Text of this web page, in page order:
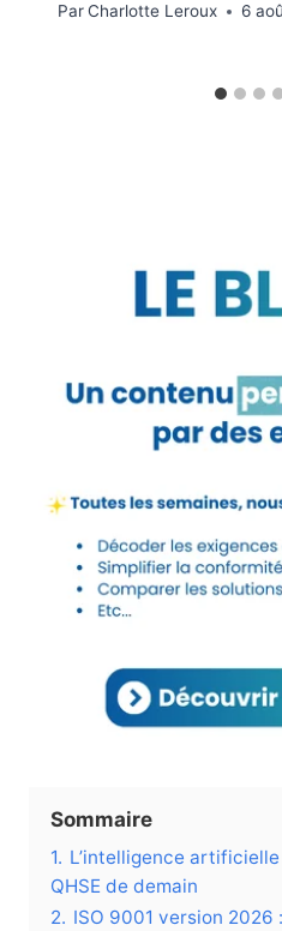
ParCharlotte Leroux 6
Sommaire
1. L’intelligence
QHSE de demain
2. ISO 9001 version 2026